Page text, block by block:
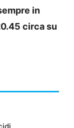
in
circa su